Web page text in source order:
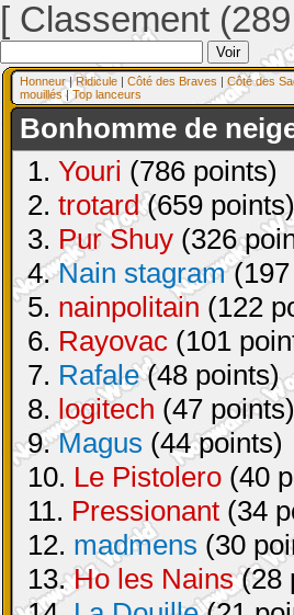
[ Classement
Honneur|Ridicule | Côté des Braves | Côté des
mouillés| Top lanceurs
Bonhomme de
1. Youri (786 points)
2. trotard(659 points)
3. Pur Shuy (326
4.Nain stagram(197
5. nainpolitain (122
6. Rayovac (101
7. Rafale(48 points)
8. logitech (47 points)
9.Magus (44 points)
10. Le Pistolero (40
11. Pressionant (34
12. madmens (30
13.Ho les Nains(28